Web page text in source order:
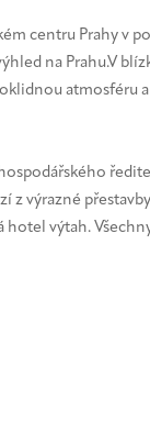
centru Prahy v
na Prahu.V
atmosféru
z výrazné
výtah.